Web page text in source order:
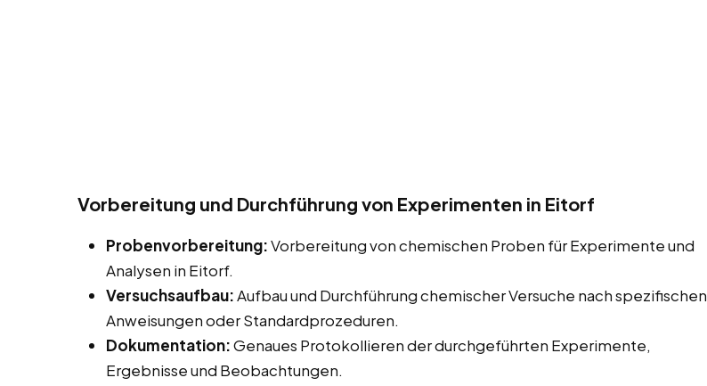
Vorbereitung und Durchführung von Experimenten in Eitorf
Probenvorbereitung:Vorbereitung von chemischen Proben für Experimente und
Analysen in Eitorf.
Versuchsaufbau:Aufbau und Durchführung chemischer Versuche nach spezifischen
Anweisungen oder Standardprozeduren.
Dokumentation:Genaues Protokollieren der durchgeführten Experimente,
Ergebnisse und Beobachtungen.